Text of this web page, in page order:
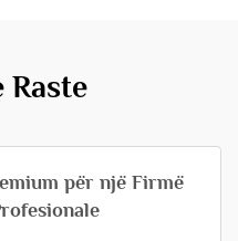
Raste
për një Firmë